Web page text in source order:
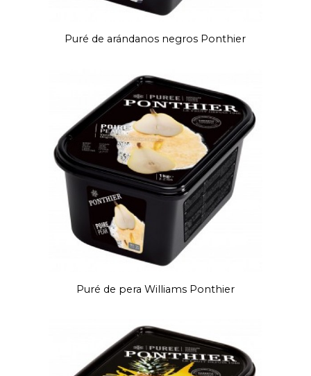
Puré de arándanos negros Ponthier
Puré de pera Williams Ponthier